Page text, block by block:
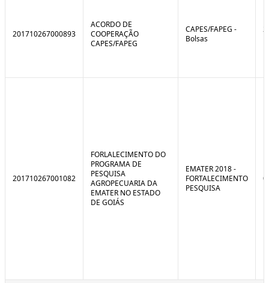
201710267000893
ACORDO DE
COOPERAÇÃO
CAPES/FAPEG
CAPES/FAPEG -
Bolsas
201710267001082
FORLALECIMENTO DO
PROGRAMA DE
PESQUISA
AGROPECUARIA DA
EMATER NO ESTADO
DE GOIÁS
EMATER 2018 -
FORTALECIMENTO
PESQUISA